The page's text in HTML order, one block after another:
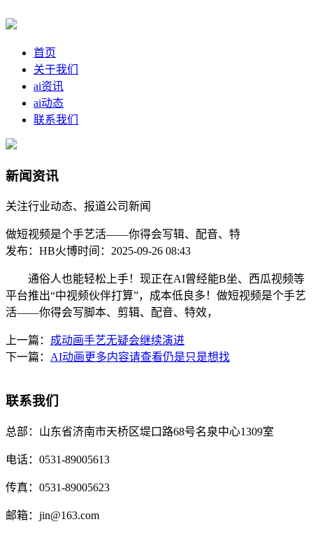
首页
关于我们
ai资讯
ai动态
联系我们
新闻资讯
关注行业动态、报道公司新闻
做短视频是个手艺活——你得会写辑、配音、特
发布：HB火博时间：2025-09-26 08:43
通俗人也能轻松上手！现正在AI曾经能B坐、西瓜视频等
平台推出“中视频伙伴打算”，成本低良多！做短视频是个手艺
活——你得会写脚本、剪辑、配音、特效，
上一篇： 成动画手艺无疑会继续演进
下一篇： AI动画更多内容请查看仍是只是想找
联系我们
总部： 山东省济南市天桥区堤口路68号名泉中心1309室
电话： 0531-89005613
传真： 0531-89005623
邮箱： jin@163.com